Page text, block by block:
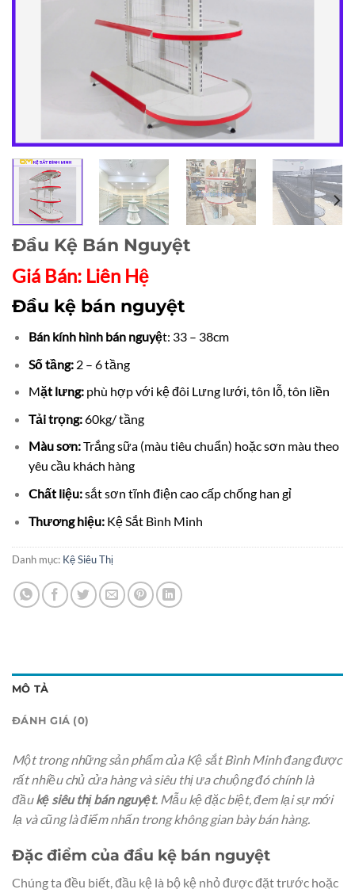
Đầu Kệ Bán Nguyệt
Giá Bán: Liên Hệ
Đầu kệ bán nguyệt
Bán kính hình bán nguyệt: 33 – 38cm
Số tầng:2 – 6 tầng
Mặt lưng:phù hợp với kệ đôi Lưng lưới, tôn lỗ, tôn liền
Tải trọng:60kg/ tầng
Màu sơn:Trắng sữa (màu tiêu chuẩn) hoặc sơn màu theo
yêu cầu khách hàng
Chất liệu:sắt sơn tĩnh điện cao cấp chống han gỉ
Thương hiệu:Kệ Sắt Bình Minh
Danh mục: Kệ Siêu Thị
MÔ TẢ
ĐÁNH GIÁ (0)
Một trong những sản phẩm của Kệ sắt Bình Minh đang được
rất nhiều chủ cửa hàng và siêu thị ưa chuộng đó chính là
đầukệ siêu thị bán nguyệt. Mẫu kệ đặc biệt, đem lại sự mới
lạ và cũng là điểm nhấn trong không gian bày bán hàng.
Đặc điểm của đầu kệ bán nguyệt
Chúng ta đều biết, đầu kệ là bộ kệ nhỏ được đặt trước hoặc